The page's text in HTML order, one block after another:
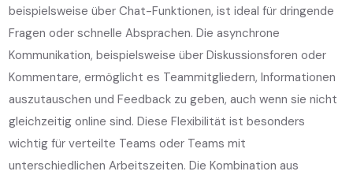
beispielsweise über Chat-Funktionen, ist ideal für dringende
Fragen oder schnelle Absprachen. Die asynchrone
Kommunikation, beispielsweise über Diskussionsforen oder
Kommentare, ermöglicht es Teammitgliedern, Informationen
auszutauschen und Feedback zu geben, auch wenn sie nicht
gleichzeitig online sind. Diese Flexibilität ist besonders
wichtig für verteilte Teams oder Teams mit
unterschiedlichen Arbeitszeiten. Die Kombination aus